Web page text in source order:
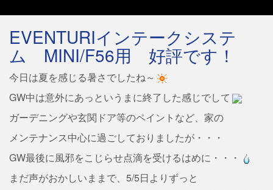
EVENTURIインテークシステ
ム MINI/F56用 好評です！
今日は夏を感じる暑さでしたね～
GW中は意外にあっというまに終了した感じでして
ガーデニングや玄関ドア等のペイントなど、家の
メンテナンス中心に過ごしておりましたが・・・
GW最後に風邪をこじらせ点滴を受けるはめに・・・
まだ声がおかしいままで、5/5日よりずっと